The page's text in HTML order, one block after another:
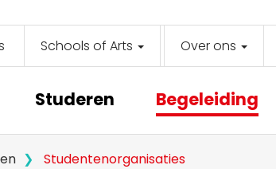
Schools of Arts Over ons
Studeren Begeleiding
Studentenorganisaties